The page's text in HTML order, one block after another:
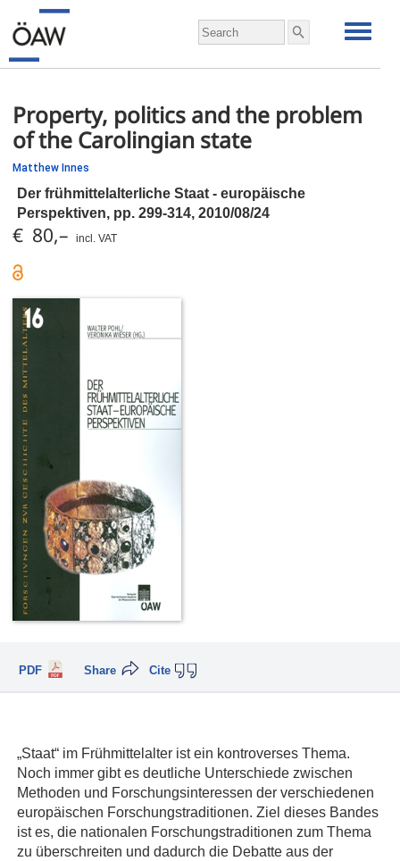
Property, politics and the problem
of the Carolingian state
Matthew Innes
Der frühmittelalterliche Staat - europäische
Perspektiven, pp. 299-314, 2010/08/24
€ 80,– incl. VAT
PDF Cite
Share
„Staat“ im Frühmittelalter ist ein kontroverses Thema.
Noch immer gibt es deutliche Unterschiede zwischen
Methoden und Forschungsinteressen der verschiedenen
europäischen Forschungstraditionen. Ziel dieses Bandes
ist es, die nationalen Forschungstraditionen zum Thema
zu überschreiten und dadurch die Debatte aus der